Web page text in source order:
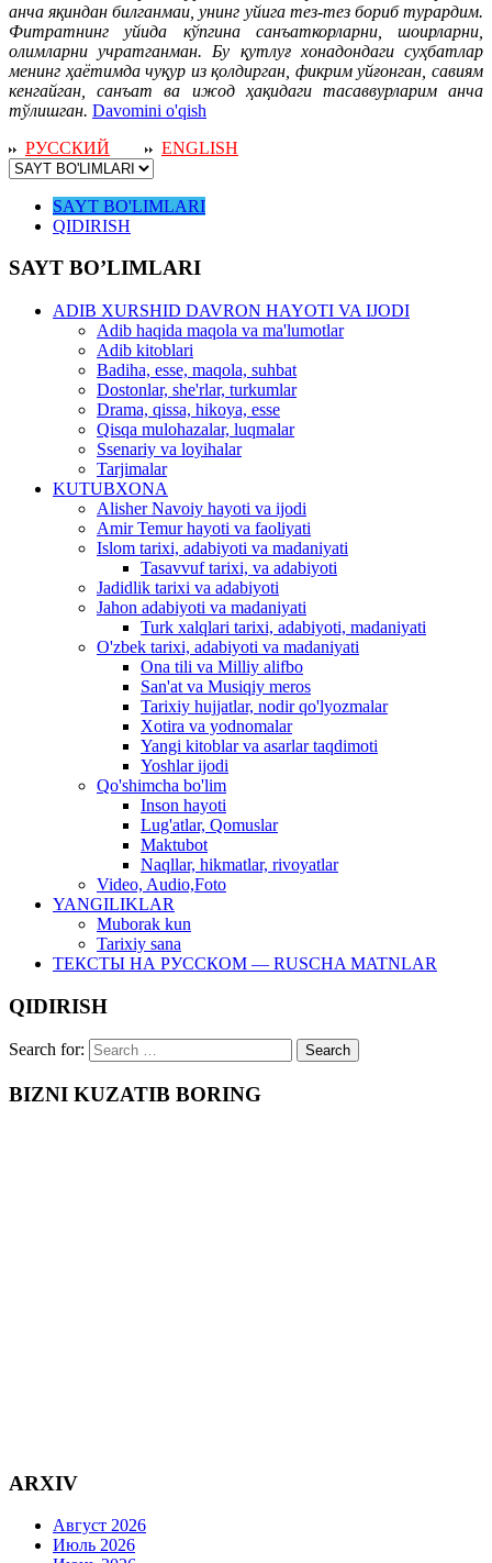
анча яқиндан билганмаи, унинг уйига тез-тез бориб турардим.
Фитратнинг уйида кўпгина санъаткорларни, шоирларни,
олимларни учратганман. Бу қутлуғ хонадондаги суҳбатлар
менинг ҳаётимда чуқур из қолдирган, фикрим уйғонган, савиям
кенгайган, санъат ва ижод ҳақидаги тасаввурларим анча
тўлишган. Davomini o'qish
РУССКИЙ
ENGLISH
SAYT BO'LIMLARI
QIDIRISH
SAYT BO’LIMLARI
ADIB XURSHID DAVRON HAYOTI VA IJODI
Adib haqida maqola va ma'lumotlar
Adib kitoblari
Badiha, esse, maqola, suhbat
Dostonlar, she'rlar, turkumlar
Drama, qissa, hikoya, esse
Qisqa mulohazalar, luqmalar
Ssenariy va loyihalar
Tarjimalar
KUTUBXONA
Alisher Navoiy hayoti va ijodi
Amir Temur hayoti va faoliyati
Islom tarixi, adabiyoti va madaniyati
Tasavvuf tarixi, va adabiyoti
Jadidlik tarixi va adabiyoti
Jahon adabiyoti va madaniyati
Turk xalqlari tarixi, adabiyoti, madaniyati
O'zbek tarixi, adabiyoti va madaniyati
Ona tili va Milliy alifbo
San'at va Musiqiy meros
Tarixiy hujjatlar, nodir qo'lyozmalar
Xotira va yodnomalar
Yangi kitoblar va asarlar taqdimoti
Yoshlar ijodi
Qo'shimcha bo'lim
Inson hayoti
Lug'atlar, Qomuslar
Maktubot
Naqllar, hikmatlar, rivoyatlar
Video, Audio,Foto
YANGILIKLAR
Muborak kun
Tarixiy sana
ТЕКСТЫ НА РУССКОМ — RUSCHA MATNLAR
QIDIRISH
Search for:
BIZNI KUZATIB BORING
ARXIV
Август 2026
Июль 2026